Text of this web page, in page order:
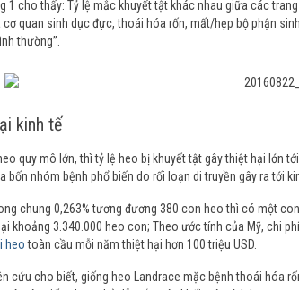
1 cho thấy: Tỷ lệ mắc khuyết tật khác nhau giữa các
quan sinh dục đực, thoái hóa rốn, mất/hẹp bộ phận
thường”.
kinh tế
quy mô lớn, thì tỷ lệ heo bị khuyết tật gây thiệt hại lớn
bốn nhóm bệnh phổ biến do rối loạn di truyền gây ra tới
chung 0,263% tương đương 380 con heo thì có một
khoảng 3.340.000 heo con; Theo ước tính của Mỹ, chi
heotoàn cầu mỗi năm thiệt hại hơn 100 triệu USD.
cứu cho biết, giống heo Landrace mặc bệnh thoái hóa